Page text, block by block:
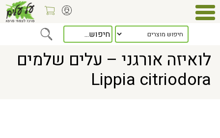
> לואיזה אורגני – עלים שלמים Lippia citriodora
לואיזה אורגני – עלים שלמים
Lippia citriodora